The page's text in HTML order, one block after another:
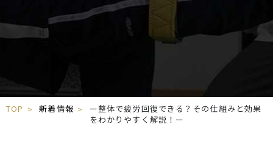
TOP 新着情報
ー整体で疲労回復できる？その仕組みと効果
をわかりやすく解説！ー